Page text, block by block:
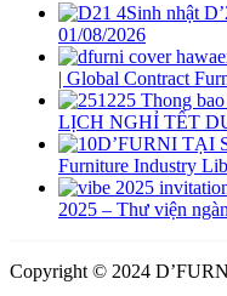
Sinh nhật
01/08/2026
| Global Contract
LỊCH NGHỈ TẾT
D’FURNI TẠI
Furniture Industry
2025 – Thư viện
Copyright © 2024